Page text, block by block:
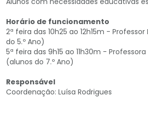
Horário de funcionamento
2ª feira das 10h25 ao 12h15m -
do 5.º Ano)
5ª feira das 9h15 ao 11h30m -
(alunos do 7.º Ano)
Responsável
Coordenação: Luísa Rodrigues